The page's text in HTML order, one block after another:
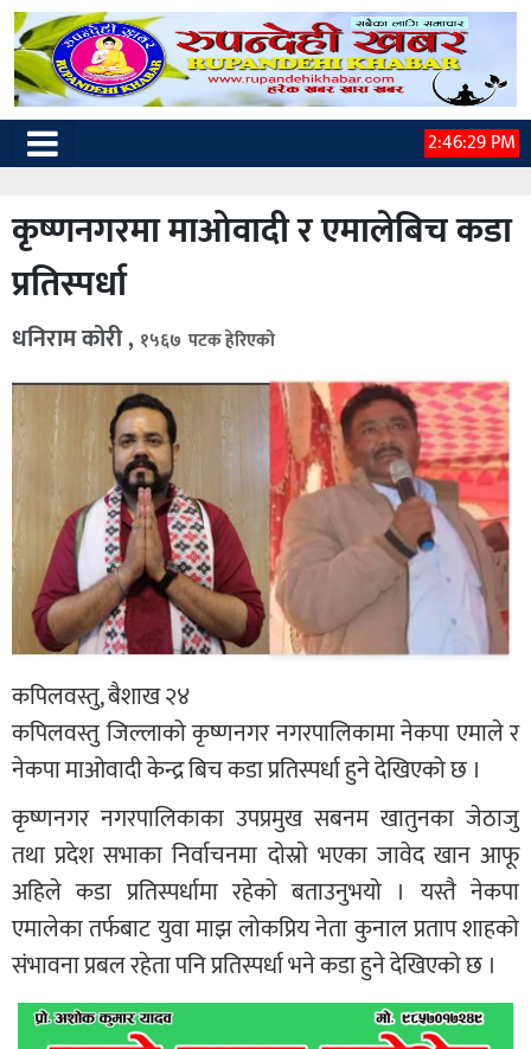
2:46:30 PM
कृष्णनगरमा माओवादी र एमालेबिच कडा
प्रतिस्पर्धा
धनिराम कोरी , १५६७ पटक हेरिएको
कपिलवस्तु, बैशाख २४
कपिलवस्तु जिल्लाको कृष्णनगर नगरपालिकामा नेकपा एमाले र
नेकपा माओवादी केन्द्र बिच कडा प्रतिस्पर्धा हुने देखिएको छ ।
कृष्णनगर नगरपालिकाका उपप्रमुख सबनम खातुनका जेठाजु
तथा प्रदेश सभाका निर्वाचनमा दाेस्राे भएका जावेद खान आफू
अहिले कडा प्रतिस्पर्धामा रहेको बताउनुभयाे । यस्तै नेकपा
एमालेका तर्फबाट युवा माझ लोकप्रिय नेता कुनाल प्रताप शाहको
संभावना प्रबल रहेता पनि प्रतिस्पर्धा भने कडा हुने देखिएको छ ।